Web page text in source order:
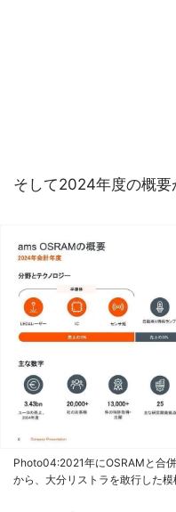
そして2024年度の概要
Photo04:2021年にOSRAMと合
から、大分リストラを敢行した模